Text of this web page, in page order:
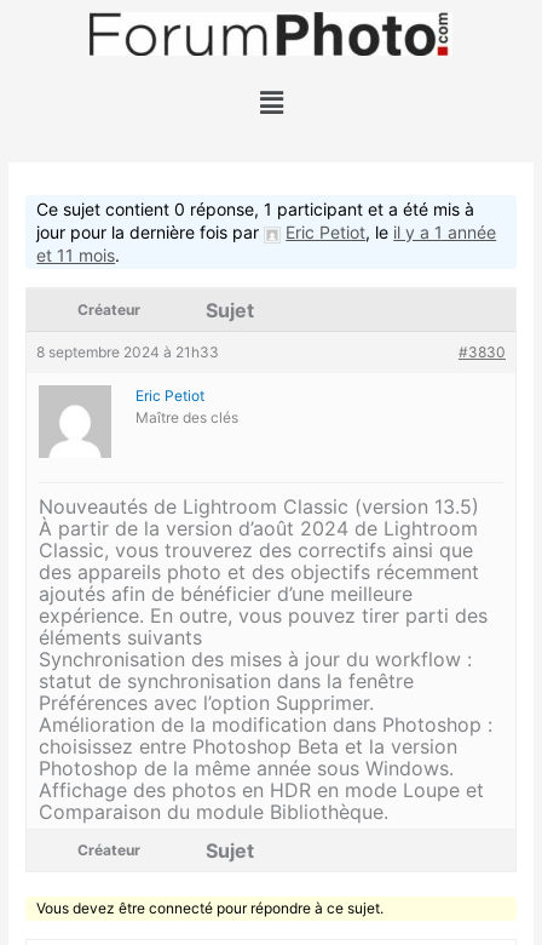
Menu
Ce sujet contient 0 réponse, 1 participant et a été mis à
jour pour la dernière fois par
Eric Petiot, le il y a 1 année
et 11 mois.
Créateur Sujet
8 septembre 2024 à 21h33 #3830
Eric Petiot
Maître des clés
Nouveautés de Lightroom Classic (version 13.5)
À partir de la version d’août 2024 de Lightroom
Classic, vous trouverez des correctifs ainsi que
des appareils photo et des objectifs récemment
ajoutés afin de bénéficier d’une meilleure
expérience. En outre, vous pouvez tirer parti des
éléments suivants
Synchronisation des mises à jour du workflow :
statut de synchronisation dans la fenêtre
Préférences avec l’option Supprimer.
Amélioration de la modification dans Photoshop :
choisissez entre Photoshop Beta et la version
Photoshop de la même année sous Windows.
Affichage des photos en HDR en mode Loupe et
Comparaison du module Bibliothèque.
Créateur Sujet
Vous devez être connecté pour répondre à ce sujet.